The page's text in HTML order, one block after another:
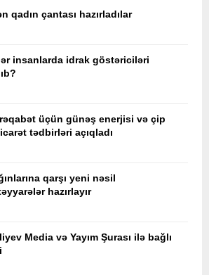
qadın çantası hazırladılar
insanlarda idrak göstəriciləri
üçün günəş enerjisi və çip
tədbirləri açıqladı
qarşı yeni nəsil
hazırlayır
Media və Yayım Şurası ilə bağlı